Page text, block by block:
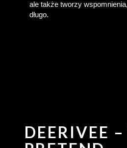
ale także tworzy
długo.
DEERIVEE